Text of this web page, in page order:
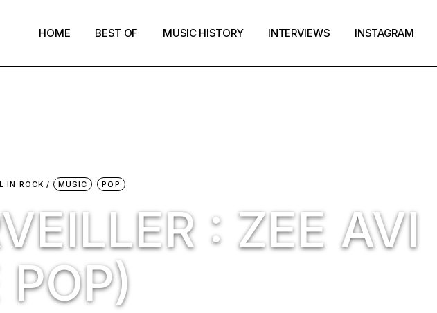
HOME BEST OF MUSIC HISTORY INTERVIEWS INSTAGRAM
IN ROCK MUSIC POP
: ZEE AVI